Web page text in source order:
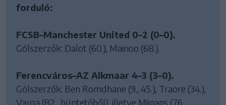
forduló:
FCSB–Manchester United 0–2 (0–0).
Gólszerzők: Dalot (60.), Mainoo (68.).
Ferencváros–AZ Alkmaar 4–3 (3–0).
Gólszerzők: Ben Romdhane (9., 45.), Traore (34.),
Varga (82., büntetőből), illetve Mijnans (76.,